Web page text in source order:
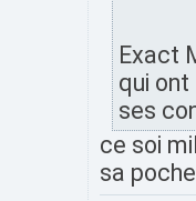
Exact
qui
ses
ce soi
sa